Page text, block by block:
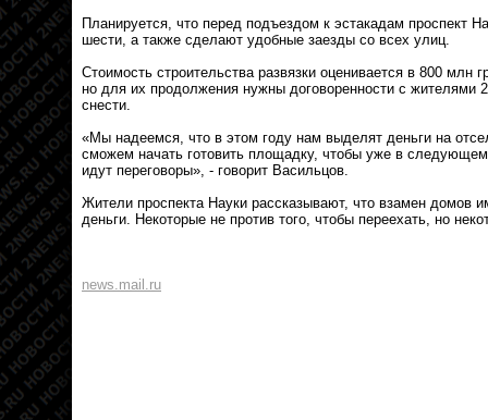
Планируется, что перед подъездом к эстакадам проспект
шести, а также сделают удобные заезды со всех улиц.
Стоимость строительства развязки оценивается в 800 млн
но для их продолжения нужны договоренности с жителями
снести.
«Мы надеемся, что в этом году нам выделят деньги на
сможем начать готовить площадку, чтобы уже в
идут переговоры», - говорит Васильцов.
Жители проспекта Науки рассказывают, что взамен домов
деньги. Некоторые не против того, чтобы переехать, но
news.mail.ru